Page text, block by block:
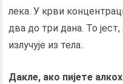
лека. У крви
два до три дана. То
излучује из тела..
Дакле, ако пијете